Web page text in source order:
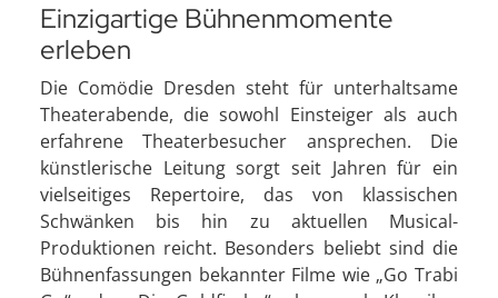
Einzigartige Bühnenmomente
erleben
Die Comödie Dresden steht für unterhaltsame
Theaterabende, die sowohl Einsteiger als auch
erfahrene Theaterbesucher ansprechen. Die
künstlerische Leitung sorgt seit Jahren für ein
vielseitiges Repertoire, das von klassischen
Schwänken bis hin zu aktuellen Musical-
Produktionen reicht. Besonders beliebt sind die
Bühnenfassungen bekannter Filme wie „Go Trabi